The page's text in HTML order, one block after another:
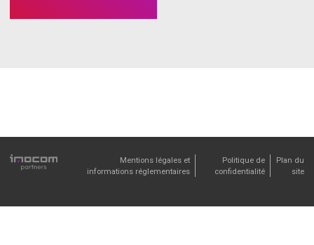
Mentions légales et
informations réglementaires
Politique de
confidentialité
Plan du
site